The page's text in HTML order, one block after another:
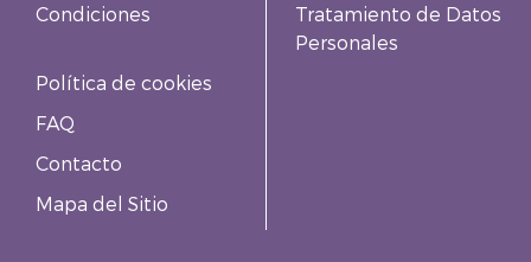
Condiciones
Tratamiento de Datos
Personales
Política de cookies
FAQ
Contacto
Mapa del Sitio